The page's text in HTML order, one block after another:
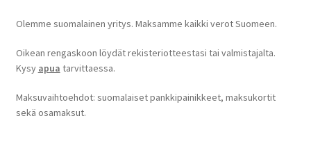
Olemme suomalainen yritys. Maksamme kaikki verot Suomeen.
Oikean rengaskoon löydät rekisteriotteestasi tai valmistajalta.
Kysy apua tarvittaessa.
Maksuvaihtoehdot: suomalaiset pankkipainikkeet, maksukortit
sekä osamaksut.